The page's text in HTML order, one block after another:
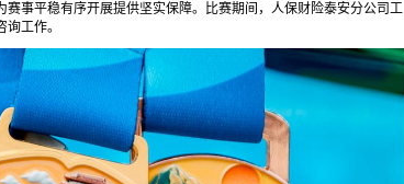
事平稳有序开展提供坚实保障。比赛期间，人保财险泰安分公司工
工作。